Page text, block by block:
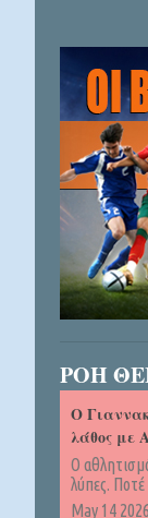
ΡΟΗ
Ο
λάθος με
Ο
λύπες. Ποτέ
May 14 2026